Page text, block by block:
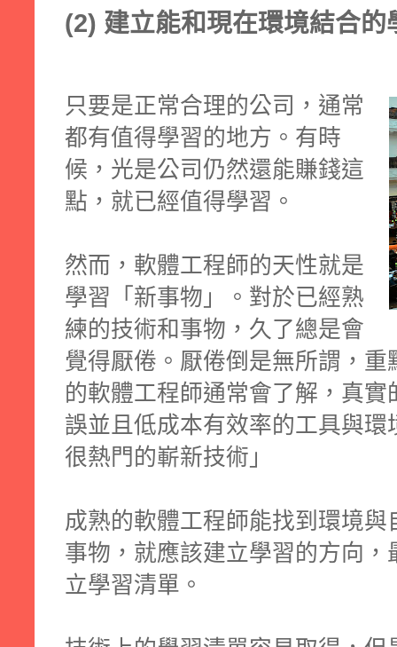
(2) 建立能和現在環境結合的
只要是正常合理的公司，通常
都有值得學習的地方。有時
候，光是公司仍然還能賺錢這
點，就已經值得學習。
然而，軟體工程師的天性就是
學習「新事物」。對於已經熟
練的技術和事物，久了總是會
覺得厭倦。厭倦倒是無所謂，
的軟體工程師通常會了解，真
誤並且低成本有效率的工具與
很熱門的嶄新技術」
成熟的軟體工程師能找到環境
事物，就應該建立學習的方向
立學習清單。